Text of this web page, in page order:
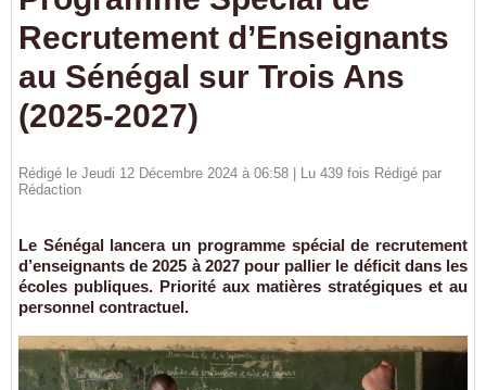
Recrutement d’Enseignants
au Sénégal sur Trois Ans
(2025-2027)
Rédigé le Jeudi 12 Décembre 2024 à 06:58 | Lu 439 fois Rédigé par
Rédaction
Le Sénégal lancera un programme spécial de recrutement
d’enseignants de 2025 à 2027 pour pallier le déficit dans les
écoles publiques. Priorité aux matières stratégiques et au
personnel contractuel.